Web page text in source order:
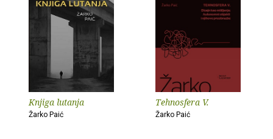
Knjiga lutanja
Žarko Paić
Tehnosfera V.
Žarko Paić